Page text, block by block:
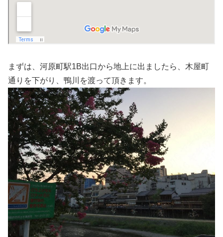
まずは、河原町駅1B出口から地上に出ましたら、木屋町
通りを下がり、鴨川を渡って頂きます。